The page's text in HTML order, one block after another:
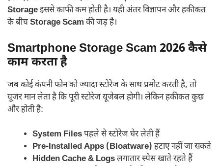
Storageइससे काफी कम होती है। यही अंतर विज्ञापन और हकीकत
के बीचStorage Scam की जड़ है।
Smartphone Storage Scam 2026 कैसे
काम करता है
जब कोई कंपनी फोन को ज्यादा स्टोरेज के साथ प्रमोट करती है, तो
यूजर मान लेता है कि पूरी स्टोरेज यूजेबल होगी। लेकिन हकीकत कुछ
और होती है:
System Filesपहले से स्टोरेज घेर लेती हैं
Pre-Installed Apps (Bloatware) हटाए नहीं जा सकते
Hidden Cache & Logsलगातार स्पेस खाते रहते हैं